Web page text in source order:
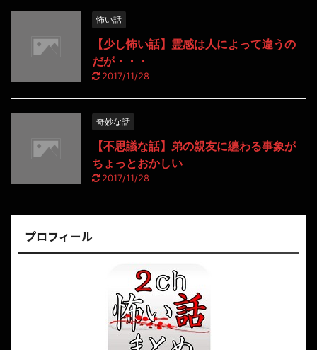
怖い話
【少し怖い話】霊感は人によって違うの
だが・・・
2017/11/28
奇妙な話
【不思議な話】弟の親友に纏わる事象が
ちょっとおかしい
2017/11/28
プロフィール